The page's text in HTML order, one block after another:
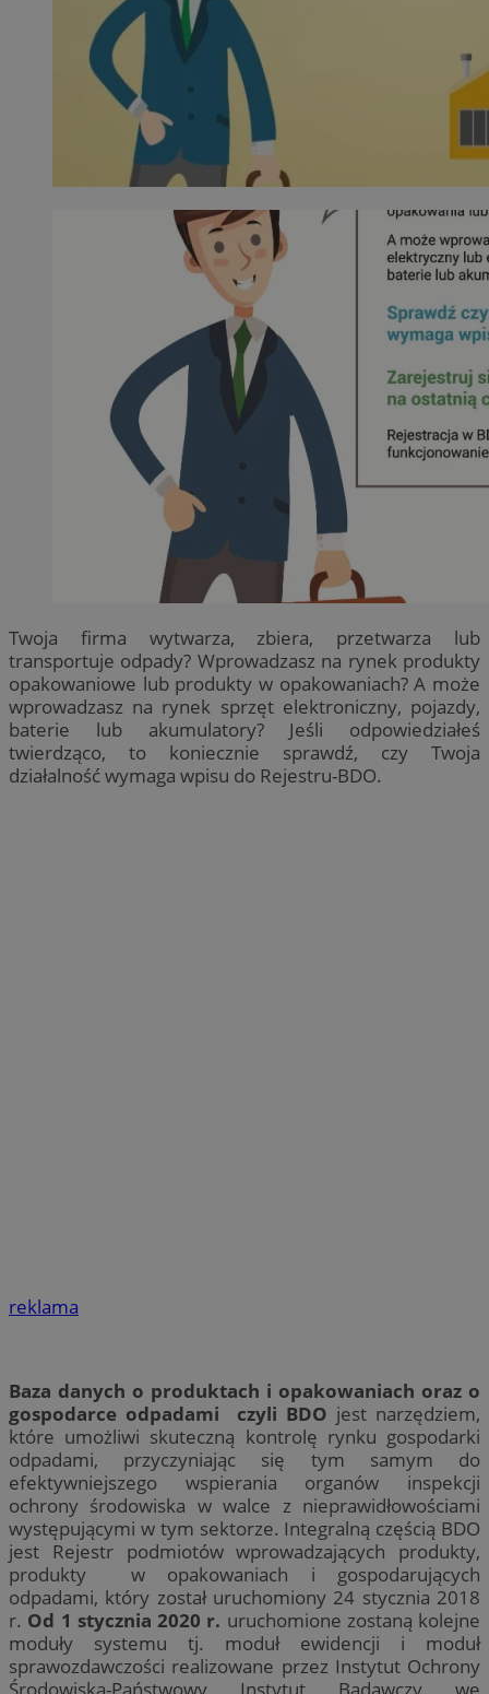
Twoja firma wytwarza, zbiera, przetwarza lub
transportuje odpady? Wprowadzasz na rynek produkty
opakowaniowe lub produkty w opakowaniach? A może
wprowadzasz na rynek sprzęt elektroniczny, pojazdy,
baterie lub akumulatory? Jeśli odpowiedziałeś
twierdząco, to koniecznie sprawdź, czy Twoja
działalność wymaga wpisu do Rejestru-BDO.
reklama
Baza danych o produktach i opakowaniach oraz o
gospodarce odpadami czyli BDO jest narzędziem,
które umożliwi skuteczną kontrolę rynku gospodarki
odpadami, przyczyniając się tym samym do
efektywniejszego wspierania organów inspekcji
ochrony środowiska w walce z nieprawidłowościami
występującymi w tym sektorze. Integralną częścią BDO
jest Rejestr podmiotów wprowadzających produkty,
produkty w opakowaniach i gospodarujących
odpadami, który został uruchomiony 24 stycznia 2018
r. Od 1 stycznia 2020 r. uruchomione zostaną kolejne
moduły systemu tj. moduł ewidencji i moduł
sprawozdawczości realizowane przez Instytut Ochrony
Środowiska-Państwowy Instytut Badawczy we